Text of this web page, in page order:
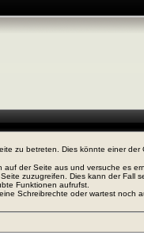
zu betreten. Dies könnte einer der
auf der Seite aus und versuche es
zuzugreifen. Dies kann der Fall
Funktionen aufrufst.
Schreibrechte oder wartest noch